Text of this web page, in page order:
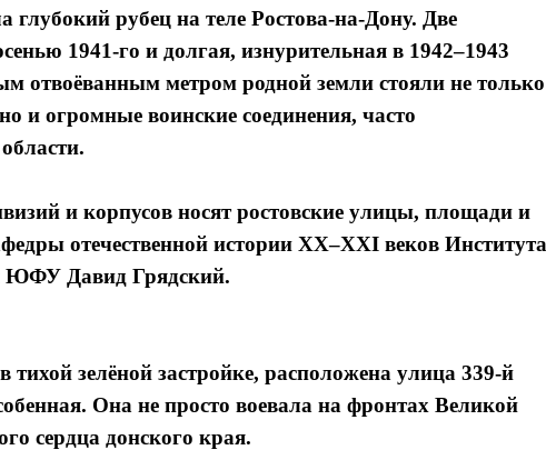
глубокий рубец на теле Ростова-на-Дону. Две
1941-го и долгая, изнурительная в 1942–1943
отвоёванным метром родной земли стояли не только
огромные воинские соединения, часто
и корпусов носят ростовские улицы, площади и
отечественной истории XX–XXI веков Института
ЮФУ Давид Грядский.
зелёной застройке, расположена улица 339-й
Она не просто воевала на фронтах Великой
сердца донского края.